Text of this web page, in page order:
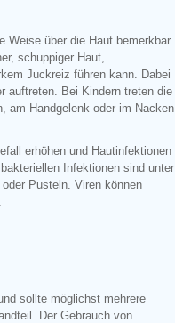
Weise über die Haut bemerkbar
schuppiger Haut,
Juckreiz führen kann. Dabei
auftreten. Bei Kindern treten die
am Handgelenk oder im Nacken
erhöhen und Hautinfektionen
Infektionen sind unter
Pusteln. Viren können
sollte möglichst mehrere
Der Gebrauch von